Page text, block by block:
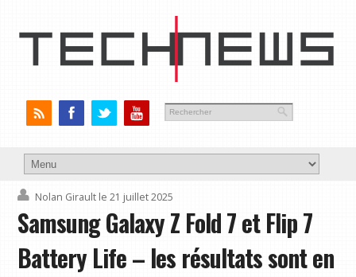
Nolan Girault le 21 juillet 2025
Samsung Galaxy Z Fold 7 et Flip 7
Battery Life – les résultats sont en